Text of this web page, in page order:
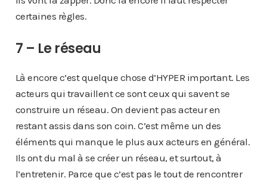
certaines règles.
7 – Le réseau
Là encore c’est quelque chose d’HYPER important. Les
acteurs qui travaillent ce sont ceux qui savent se
construire un réseau. On devient pas acteur en
restant assis dans son coin. C’est même un des
éléments qui manque le plus aux acteurs en général.
Ils ont du mal à se créer un réseau, et surtout, à
l’entretenir. Parce que c’est pas le tout de rencontrer